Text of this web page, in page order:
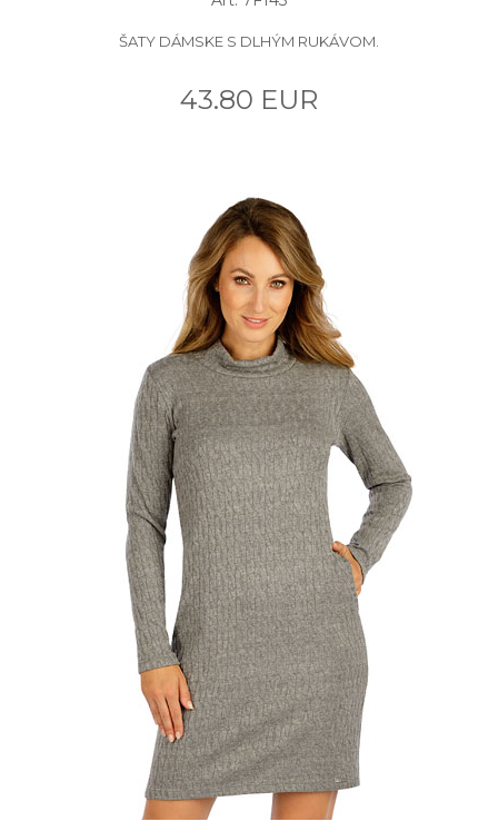
ŠATY DÁMSKE S DLHÝM RUKÁVOM.
43.80 EUR